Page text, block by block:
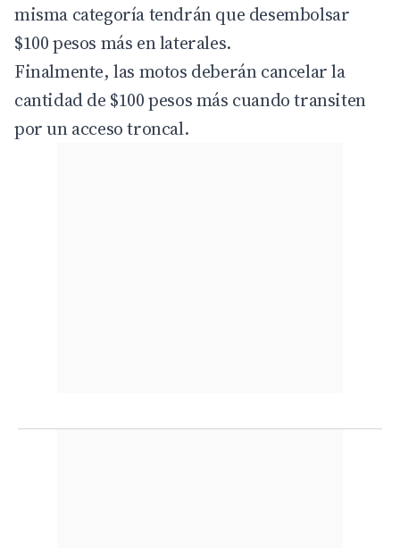
misma categoría tendrán que desembolsar
$100 pesos más en laterales.
Finalmente, las motos deberán cancelar la
cantidad de $100 pesos más cuando transiten
por un acceso troncal.